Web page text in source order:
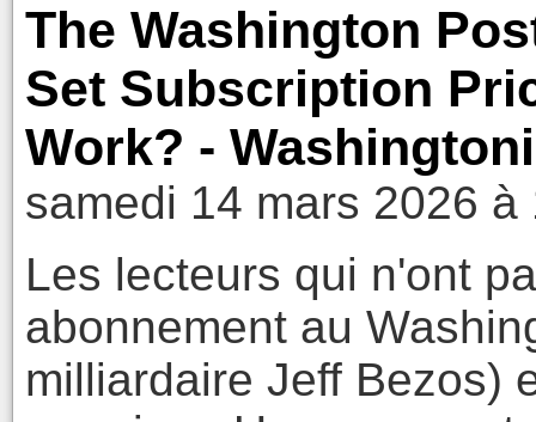
The Washington
Set Subscription
Work? -
samedi 14 mars 2026 à
Les lecteurs qui n'ont
abonnement au
milliardaire Jeff Bezos)